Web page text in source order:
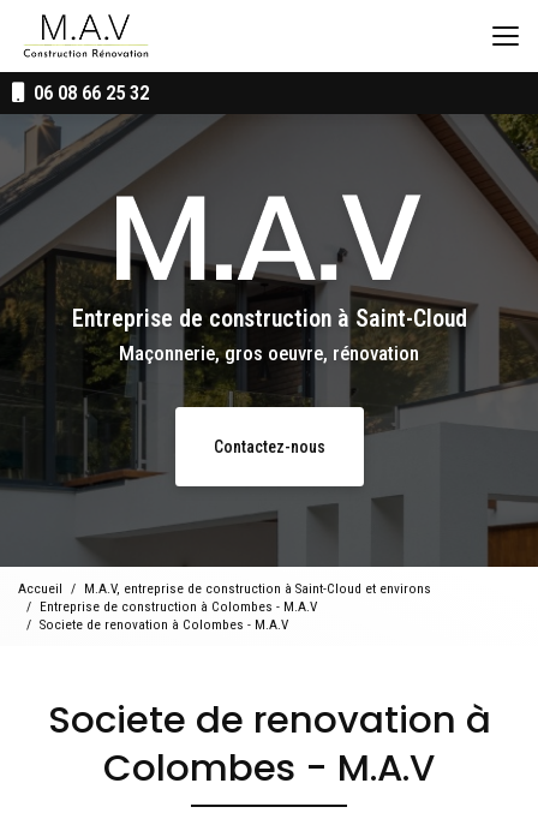
contenu
principal
06 08 66 25 32
Entreprise de construction à Saint-Cloud
Maçonnerie, gros oeuvre, rénovation
Contactez-nous
Accueil
M.A.V, entreprise de construction à Saint-Cloud et environs
Entreprise de construction à Colombes - M.A.V
Societe de renovation à Colombes - M.A.V
Societe de renovation à
Colombes - M.A.V